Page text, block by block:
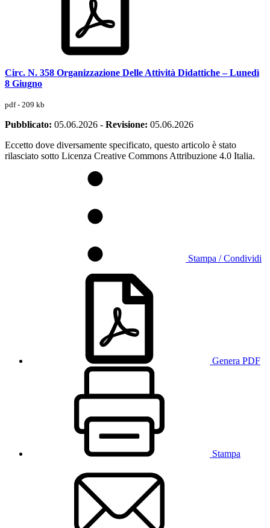
Circ. N. 358 Organizzazione Delle Attività Didattiche – Lunedì
8 Giugno
pdf - 209 kb
Pubblicato: 05.06.2026 - Revisione: 05.06.2026
Eccetto dove diversamente specificato, questo articolo è stato
rilasciato sotto Licenza Creative Commons Attribuzione 4.0 Italia.
Stampa / Condividi
Genera PDF
Stampa